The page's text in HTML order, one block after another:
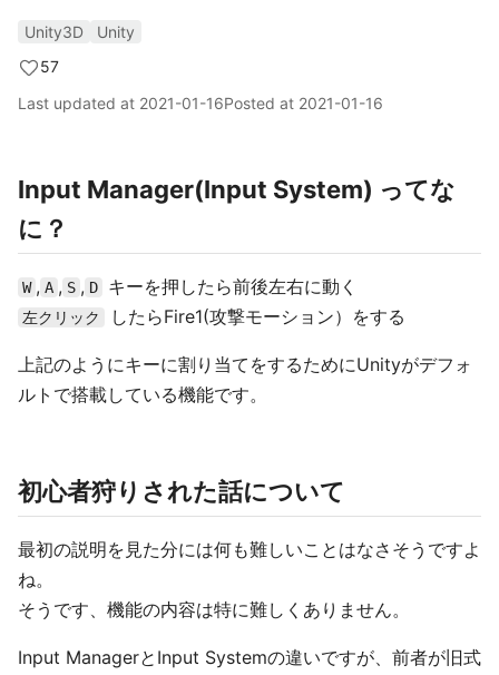
Unity3D
Unity
57
Last updated at 2021-01-16Posted at 2021-01-16
Input Manager(Input System) ってな
に？
W , A , S , D キーを押したら前後左右に動く
左クリック したらFire1(攻撃モーション）をする
上記のようにキーに割り当てをするためにUnityがデフォ
ルトで搭載している機能です。
初心者狩りされた話について
最初の説明を見た分には何も難しいことはなさそうですよ
ね。
そうです、機能の内容は特に難しくありません。
Input ManagerとInput Systemの違いですが、前者が旧式